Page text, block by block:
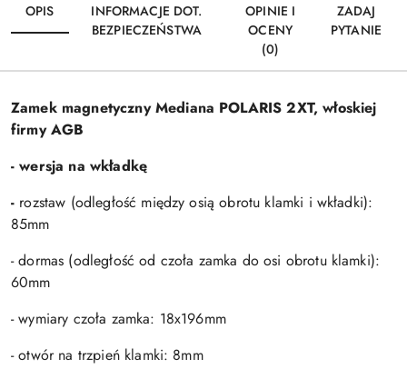
OPIS
INFORMACJE DOT.
BEZPIECZEŃSTWA
OPINIE I
OCENY
(0)
ZADAJ
PYTANIE
Zamek magnetyczny Mediana POLARIS 2XT, włoskiej
firmy AGB
- wersja na wkładkę
- rozstaw (odległość między osią obrotu klamki i wkładki):
85mm
- dormas (odległość od czoła zamka do osi obrotu klamki):
60mm
- wymiary czoła zamka: 18x196mm
- otwór na trzpień klamki: 8mm